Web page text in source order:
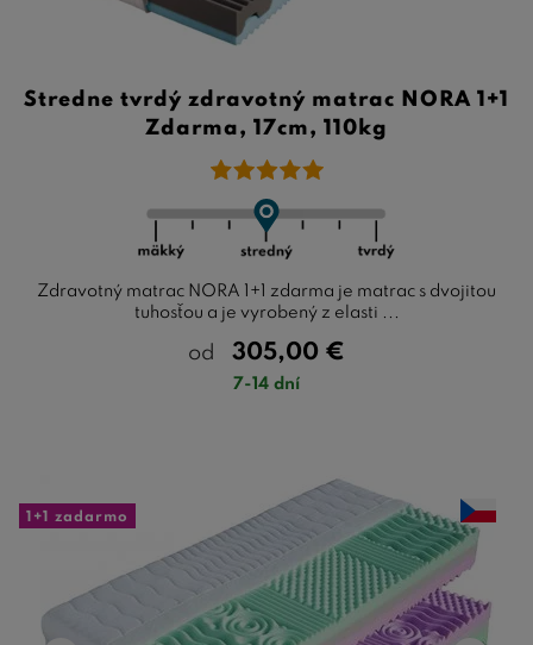
Stredne tvrdý zdravotný matrac NORA 1+1
Zdarma, 17cm, 110kg
Zdravotný matrac NORA 1+1 zdarma je matrac s dvojitou
tuhosťou a je vyrobený z elasti ...
od 305,00 €
7-14 dní
1+1 zadarmo